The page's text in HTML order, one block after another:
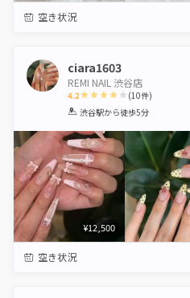
空き状況
ciara1603
REMI NAIL 渋谷店
4.2
1 2 3 4 5
(10件)
渋谷駅から徒歩5分
¥12,500
空き状況